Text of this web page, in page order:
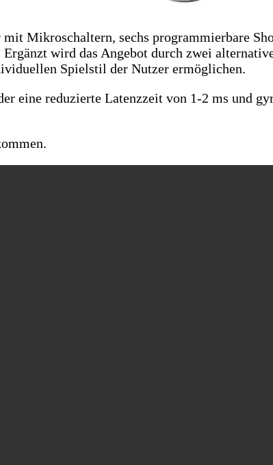
Mikroschaltern, sechs programmierbare
wird das Angebot durch zwei
Spielstil der Nutzer ermöglichen.
eine reduzierte Latenzzeit von 1-2 ms und